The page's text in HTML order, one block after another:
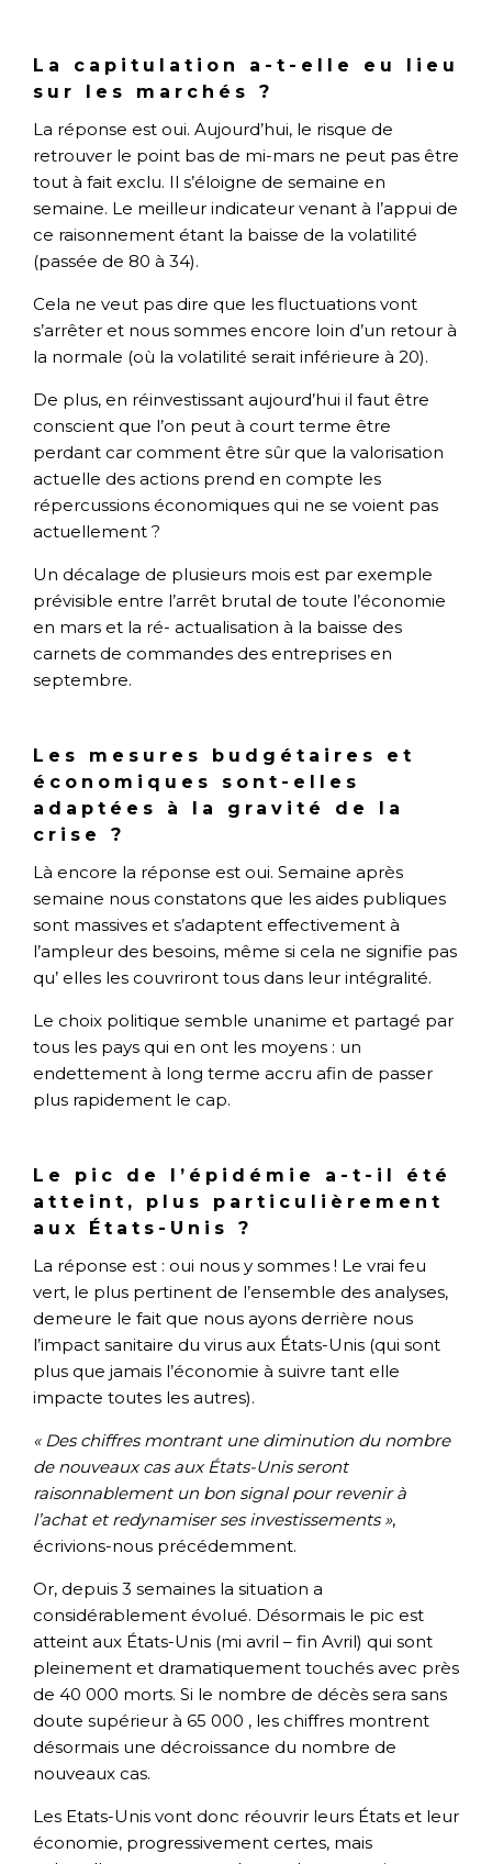
La capitulation a-t-elle eu lieu
sur les marchés ?
La réponse est oui. Aujourd’hui, le risque de
retrouver le point bas de mi-mars ne peut pas être
tout à fait exclu. Il s’éloigne de semaine en
semaine. Le meilleur indicateur venant à l’appui de
ce raisonnement étant la baisse de la volatilité
(passée de 80 à 34).
Cela ne veut pas dire que les fluctuations vont
s’arrêter et nous sommes encore loin d’un retour à
la normale (où la volatilité serait inférieure à 20).
De plus, en réinvestissant aujourd’hui il faut être
conscient que l’on peut à court terme être
perdant car comment être sûr que la valorisation
actuelle des actions prend en compte les
répercussions économiques qui ne se voient pas
actuellement ?
Un décalage de plusieurs mois est par exemple
prévisible entre l’arrêt brutal de toute l’économie
en mars et la ré- actualisation à la baisse des
carnets de commandes des entreprises en
septembre.
Les mesures budgétaires et
économiques sont-elles
adaptées à la gravité de la
crise ?
Là encore la réponse est oui. Semaine après
semaine nous constatons que les aides publiques
sont massives et s’adaptent effectivement à
l’ampleur des besoins, même si cela ne signifie pas
qu’ elles les couvriront tous dans leur intégralité.
Le choix politique semble unanime et partagé par
tous les pays qui en ont les moyens : un
endettement à long terme accru afin de passer
plus rapidement le cap.
Le pic de l’épidémie a-t-il été
atteint, plus particulièrement
aux États-Unis ?
La réponse est : oui nous y sommes ! Le vrai feu
vert, le plus pertinent de l’ensemble des analyses,
demeure le fait que nous ayons derrière nous
l’impact sanitaire du virus aux États-Unis (qui sont
plus que jamais l’économie à suivre tant elle
impacte toutes les autres).
« Des chiffres montrant une diminution du nombre
de nouveaux cas aux États-Unis seront
raisonnablement un bon signal pour revenir à
l’achat et redynamiser ses investissements »,
écrivions-nous précédemment.
Or, depuis 3 semaines la situation a
considérablement évolué. Désormais le pic est
atteint aux États-Unis (mi avril – fin Avril) qui sont
pleinement et dramatiquement touchés avec près
de 40 000 morts. Si le nombre de décès sera sans
doute supérieur à 65 000 , les chiffres montrent
désormais une décroissance du nombre de
nouveaux cas.
Les Etats-Unis vont donc réouvrir leurs États et leur
économie, progressivement certes, mais